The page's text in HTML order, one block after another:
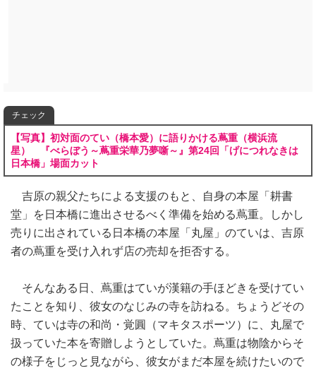
チェック
【写真】初対面のてい（橋本愛）に語りかける蔦重（横浜流
星） 『べらぼう～蔦重栄華乃夢噺～』第24回「げにつれなきは
日本橋」場面カット
吉原の親父たちによる支援のもと、自身の本屋「耕書
堂」を日本橋に進出させるべく準備を始める蔦重。しかし
売りに出されている日本橋の本屋「丸屋」のていは、吉原
者の蔦重を受け入れず店の売却を拒否する。
そんなある日、蔦重はていが漢籍の手ほどきを受けてい
たことを知り、彼女のなじみの寺を訪ねる。ちょうどその
時、ていは寺の和尚・覚圓（マキタスポーツ）に、丸屋で
扱っていた本を寄贈しようとしていた。蔦重は物陰からそ
の様子をじっと見ながら、彼女がまだ本屋を続けたいので